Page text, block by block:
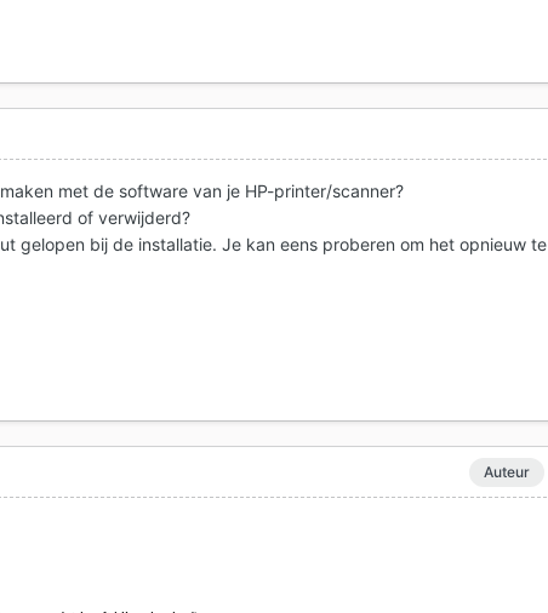
met de software van je HP-printer/scanner?
of verwijderd?
gelopen bij de installatie. Je kan eens proberen om het opnieuw te
Auteur